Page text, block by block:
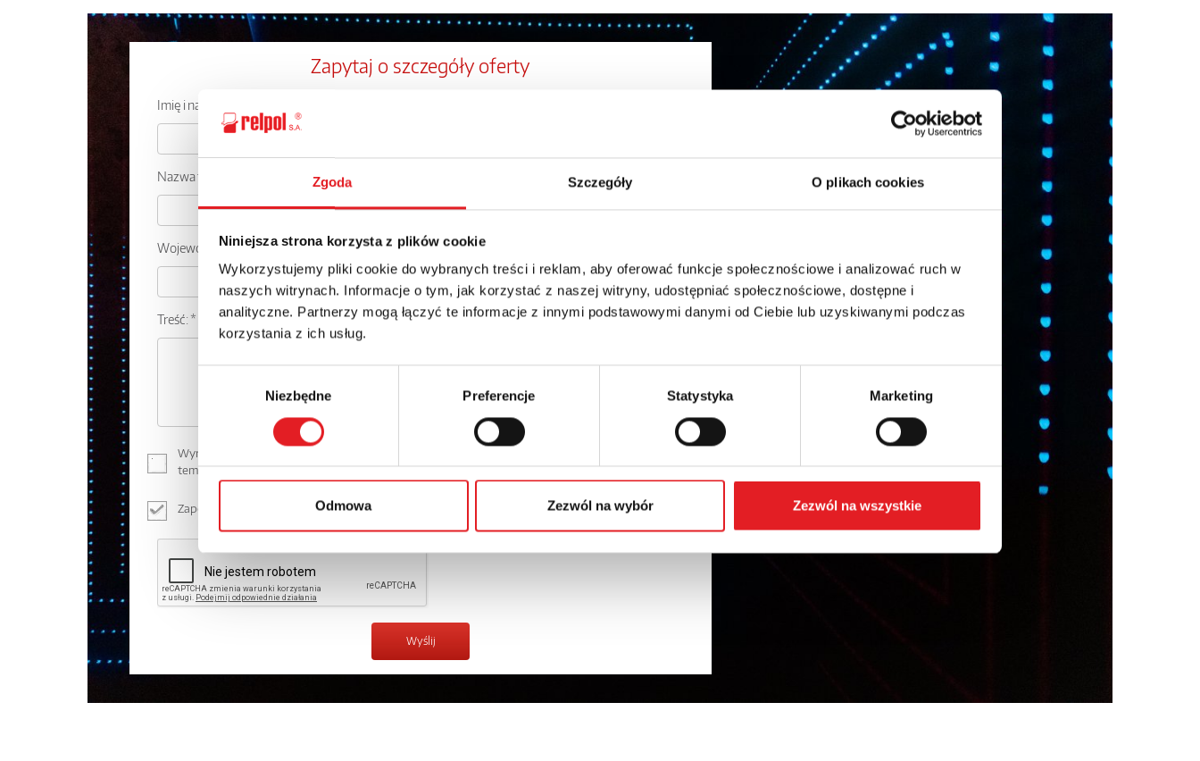
Zgoda Szczegóły O plikach cookies
Niniejsza strona korzysta z plików cookie
Wykorzystujemy pliki cookie do wybranych treści i reklam, aby oferować funkcje społecznościowe i analizować ruch w
naszych witrynach. Informacje o tym, jak korzystać z naszej witryny, udostępniać społecznościowe, dostępne i
analityczne. Partnerzy mogą łączyć te informacje z innymi podstawowymi danymi od Ciebie lub uzyskiwanymi podczas
korzystania z ich usług.
Niezbędne Preferencje Statystyka Marketing
Odmowa Zezwól na wybór Zezwól na wszystkie
Zapytaj o szczegóły oferty
Imię i nazwisko: *
Nazwa firmy:
Województwo:
Treść: *
Wyrażam zgodę na przetwarzanie moich danych osobowych przez Relpol S.A. Więcej informacji na
temat przetwarzania danych osobowych wPolityce prywatności.*
Zapoznałem z treścią Polityki Prywatności